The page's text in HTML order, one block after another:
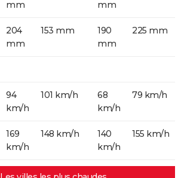
mm
mm
204
mm
153 mm
190
mm
225 mm
94
km/h
101 km/h
68
km/h
79 km/h
169
km/h
148 km/h
140
km/h
155 km/h